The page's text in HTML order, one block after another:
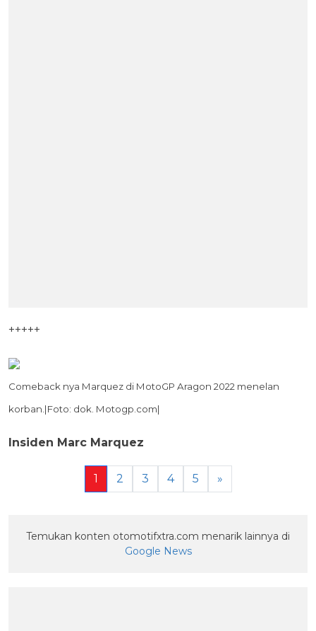
+++++
Comeback nya Marquez di MotoGP Aragon 2022 menelan
korban.|Foto: dok. Motogp.com|
Insiden Marc Marquez
1 2 3 4 5 »
Temukan konten otomotifxtra.com menarik lainnya di
Google News